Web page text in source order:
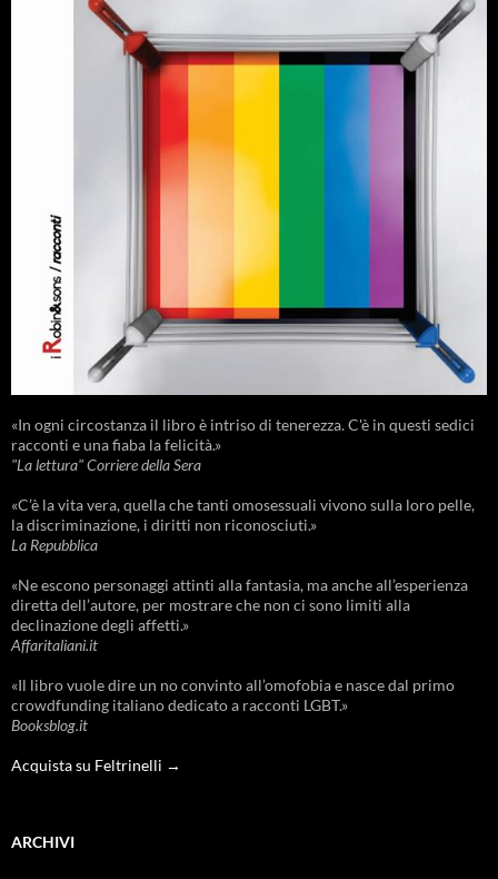
«In ogni circostanza il libro è intriso di tenerezza. C'è in questi sedici
racconti e una fiaba la felicità.»
"La lettura" Corriere della Sera
«C’è la vita vera, quella che tanti omosessuali vivono sulla loro pelle,
la discriminazione, i diritti non riconosciuti.»
La Repubblica
«Ne escono personaggi attinti alla fantasia, ma anche all’esperienza
diretta dell’autore, per mostrare che non ci sono limiti alla
declinazione degli affetti.»
Affaritaliani.it
«Il libro vuole dire un no convinto all’omofobia e nasce dal primo
crowdfunding italiano dedicato a racconti LGBT.»
Booksblog.it
Acquista su Feltrinelli →
ARCHIVI